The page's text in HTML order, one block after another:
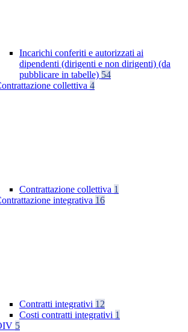
Incarichi conferiti e autorizzati ai
dipendenti (dirigenti e non dirigenti) (da
pubblicare in tabelle) 54
collettiva 4
Contrattazione collettiva 1
integrativa 16
Contratti integrativi 12
Costi contratti integrativi 1
5